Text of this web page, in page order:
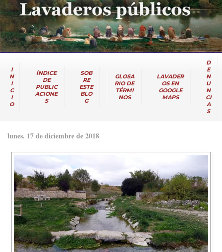
I
N
I
C
I
O
ÍNDICE
DE
PUBLIC
ACIONE
S
SOB
RE
ESTE
BLO
G
GLOSA
RIO DE
TÉRMI
NOS
LAVADER
OS EN
GOOGLE
MAPS
D
E
N
U
N
CI
A
S
lunes, 17 de diciembre de 2018